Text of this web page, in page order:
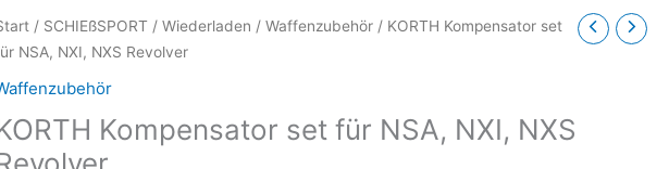
/ SCHIEßSPORT /Wiederladen /Waffenzubehör / KORTH Kompensator set
NSA, NXI, NXS Revolver
Kompensator set für NSA, NXI, NXS